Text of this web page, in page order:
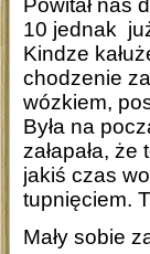
Powitał nas
10 jednak
Kindze
chodzenie
wózkiem,
Była na
załapała,
jakiś czas
tupnięciem.
Mały sobie